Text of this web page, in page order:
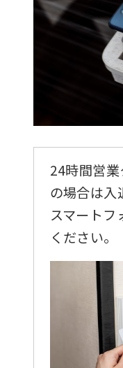
24時間営
の場合は入
スマートフ
ください。